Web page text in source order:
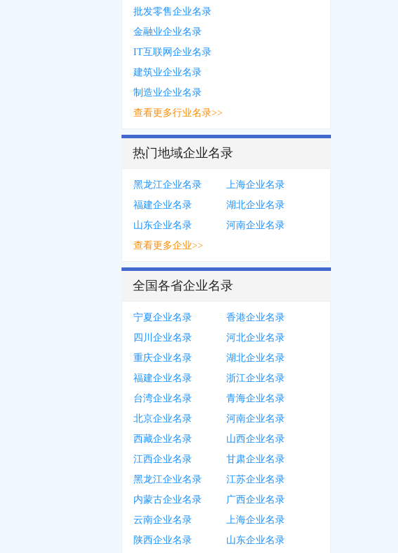
批发零售企业名录
金融业企业名录
IT互联网企业名录
建筑业企业名录
制造业企业名录
查看更多行业名录>>
热门地域企业名录
黑龙江企业名录
上海企业名录
福建企业名录
湖北企业名录
山东企业名录
河南企业名录
查看更多企业>>
全国各省企业名录
宁夏企业名录
香港企业名录
四川企业名录
河北企业名录
重庆企业名录
湖北企业名录
福建企业名录
浙江企业名录
台湾企业名录
青海企业名录
北京企业名录
河南企业名录
西藏企业名录
山西企业名录
江西企业名录
甘肃企业名录
黑龙江企业名录
江苏企业名录
内蒙古企业名录
广西企业名录
云南企业名录
上海企业名录
陕西企业名录
山东企业名录